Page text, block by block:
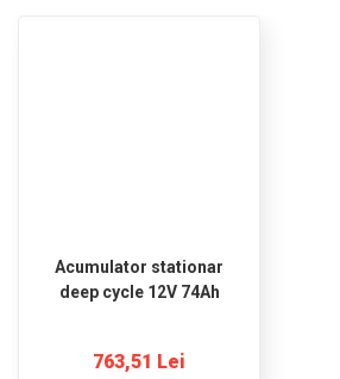
Acumulator stationar
deep cycle 12V 74Ah
763,51 Lei